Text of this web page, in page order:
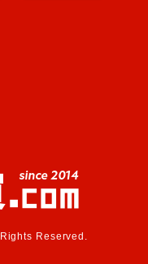
Reserved.